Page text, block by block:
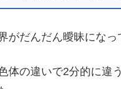
がだんだん曖昧になっ
体の違いで2分的に違